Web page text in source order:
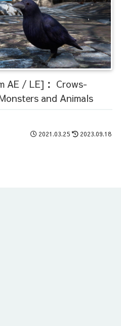
AE / LE]： Crows-
and Animals
2021.03.25 2023.09.18